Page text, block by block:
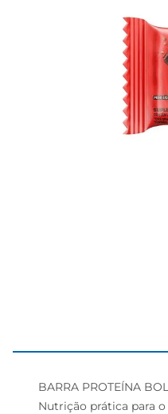
BARRA PROTEÍNA
Nutrição prática para o